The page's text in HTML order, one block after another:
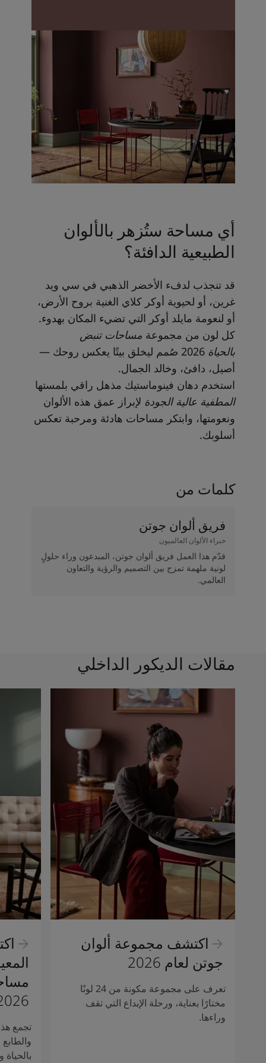
أي مساحة ستُزهر بالألوان
الطبيعية الدافئة؟
قد تنجذب لدفء الأخضر الذهبي في سي ويد
غرين، أو لحيوية أوكر كلاي الغنية بروح الأرض،
أو لنعومة مايلد أوكر التي تضيء المكان بهدوء.
كل لون من مجموعة مساحات تنبض
بالحياة
2026 صُمم ليخلق بيتًا يعكس روحك —
أصيل، دافئ، وخالد الجمال.
استخدم دهان فينوماستيك مذهل راقي بلمستها
المطفية عالية الجودة لإبراز عمق هذه الألوان
ونعومتها، وابتكر مساحات هادئة ومرحبة تعكس
أسلوبك.
كلمات من
فريق ألوان جوتن
خبراء الألوان العالميون
قدّم هذا العمل فريق ألوان جوتن، المبدعون وراء حلولٍ
لونية ملهمة تمزج بين التصميم والرؤية والتعاون
العالمي.
مقالات الديكور الداخلي
اكتشف مجموعة ألوان
جوتن لعام 2026
تعرف على مجموعة مكونة من 24 لونًا
مختارًا بعناية، ورحلة الإبداع التي تقف
وراءها.
تجمع
بالحياة